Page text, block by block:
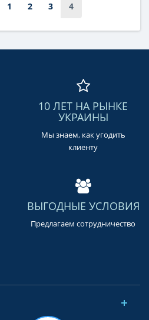
1 2 3 4
10 ЛЕТ НА РЫНКЕ
УКРАИНЫ
Мы знаем, как угодить
клиенту
ВЫГОДНЫЕ УСЛОВИЯ
Предлагаем сотрудничество